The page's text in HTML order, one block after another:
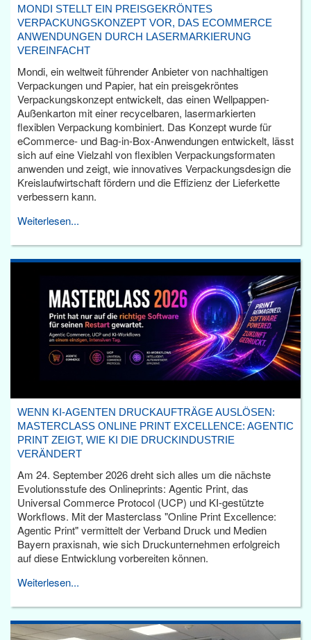
MONDI STELLT EIN PREISGEKRÖNTES
VERPACKUNGSKONZEPT VOR, DAS ECOMMERCE
ANWENDUNGEN DURCH LASERMARKIERUNG
VEREINFACHT
Mondi, ein weltweit führender Anbieter von nachhaltigen
Verpackungen und Papier, hat ein preisgekröntes
Verpackungskonzept entwickelt, das einen Wellpappen-
Außenkarton mit einer recycelbaren, lasermarkierten
flexiblen Verpackung kombiniert. Das Konzept wurde für
eCommerce- und Bag-in-Box-Anwendungen entwickelt, lässt
sich auf eine Vielzahl von flexiblen Verpackungsformaten
anwenden und zeigt, wie innovatives Verpackungsdesign die
Kreislaufwirtschaft fördern und die Effizienz der Lieferkette
verbessern kann.
Weiterlesen...
WENN KI-AGENTEN DRUCKAUFTRÄGE AUSLÖSEN:
MASTERCLASS ONLINE PRINT EXCELLENCE: AGENTIC
PRINT ZEIGT, WIE KI DIE DRUCKINDUSTRIE
VERÄNDERT
Am 24. September 2026 dreht sich alles um die nächste
Evolutionsstufe des Onlineprints: Agentic Print, das
Universal Commerce Protocol (UCP) und KI-gestützte
Workflows. Mit der Masterclass "Online Print Excellence:
Agentic Print" vermittelt der Verband Druck und Medien
Bayern praxisnah, wie sich Druckunternehmen erfolgreich
auf diese Entwicklung vorbereiten können.
Weiterlesen...